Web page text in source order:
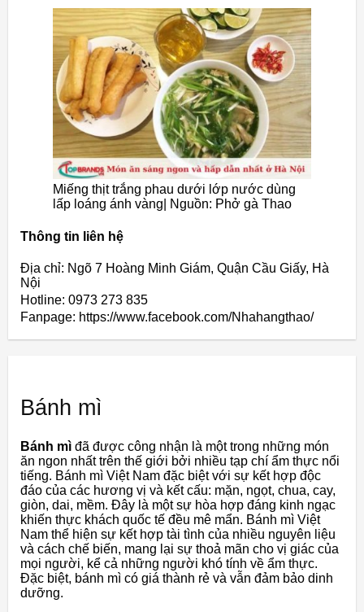
Miếng thịt trắng phau dưới lớp nước dùng
lấp loáng ánh vàng| Nguồn: Phở gà Thao
Thông tin liên hệ
Địa chỉ: Ngõ 7 Hoàng Minh Giám, Quận Cầu Giấy, Hà
Nội
Hotline: 0973 273 835
Fanpage: https://www.facebook.com/Nhahangthao/
Bánh mì
Bánh mì đã được công nhận là một trong những món
ăn ngon nhất trên thế giới bởi nhiều tạp chí ẩm thực nổi
tiếng. Bánh mì Việt Nam đặc biệt với sự kết hợp độc
đáo của các hương vị và kết cấu: mặn, ngọt, chua, cay,
giòn, dai, mềm. Đây là một sự hòa hợp đáng kinh ngạc
khiến thực khách quốc tế đều mê mẩn. Bánh mì Việt
Nam thể hiện sự kết hợp tài tình của nhiều nguyên liệu
và cách chế biến, mang lại sự thoả mãn cho vị giác của
mọi người, kể cả những người khó tính về ẩm thực.
Đặc biệt, bánh mì có giá thành rẻ và vẫn đảm bảo dinh
dưỡng.